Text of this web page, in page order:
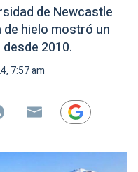
de Newcastle
hielo mostró un
2010.
7:57 am